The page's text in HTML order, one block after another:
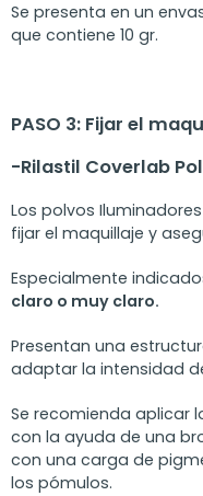
Se presenta en un
que contiene 10 gr.
PASO 3: Fijar el
-Rilastil Coverlab
Los polvos
fijar el maquillaje y
Especialmente
claro o muy claro.
Presentan una
adaptar la intensidad
Se recomienda aplicar
con la ayuda de una
con una carga de
los pómulos.­